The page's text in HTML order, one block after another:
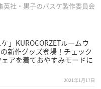
英社・黒子のバスケ製作委員会
ケ」KUROCORZETルームウ
新作グッズ登場！チェック
アを着ておやすみモードに
2021年1月17日